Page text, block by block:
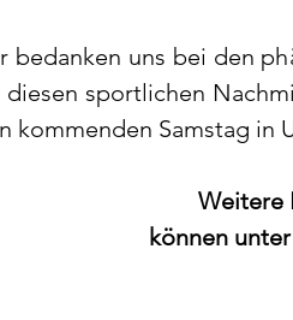
bedanken uns bei den
diesen sportlichen
kommenden Samstag in
Weitere
können